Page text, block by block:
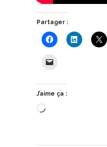
Partager :
J’aime ça :
Chargement…